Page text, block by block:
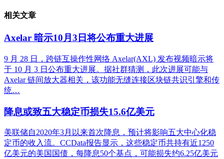
相关文章
Axelar 暗示10月3日将公布重大进展
9 月 28 日，跨链互操作性网络 Axelar(AXL) 发布视频暗示将
于 10 月 3 日公布重大进展。据社群猜测，此次进展可能与
Axelar 链间放大器相关，该功能无缝连接区块链共识引擎和传
统…
降息或致五大稳定币损失15.6亿美元
美联储自2020年3月以来首次降息，预计将影响五大中心化稳
定币的收入流。CCData报告显示，这些稳定币共持有近1250
亿美元的美国国债，每降息50个基点，可能损失约6.25亿美元